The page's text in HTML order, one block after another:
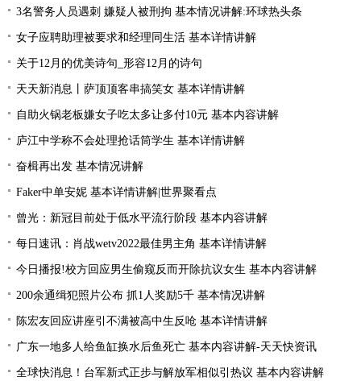
3名警务人员遇刺 嫌疑人被刑拘 基本情况讲解:环球热头条
女子应聘助理被要求和经理同生活 基本详情讲解
关于12月的优美诗句_形容12月的诗句
天天新消息丨萨顶顶客串搞笑女 基本详情讲解
自助火锅老板嫌女子吃太多让多付10元 基本内容讲解
庐江中学称不会处理抢话筒学生 基本详情讲解
奋楫再出发 基本情况讲解
Faker中单安妮 基本详情讲解|世界聚看点
曾光：新冠目前处于低水平流行阶段 基本内容讲解
每日速讯：肖战wetv2022最佳男主角 基本详情讲解
今日播报!校方回应男生偷窥反而开除抗议女生 基本内容讲解
200余通缉犯照片公布 抓1人奖励5千 基本情况讲解
陈宏友回应讲座引不满被高中生反呛 基本详情讲解
广东一地多人给鱼缸换水后鱼死亡 基本内容讲解-天天快资讯
全球快消息！台军新式正步与解放军相似引热议 基本内容讲解